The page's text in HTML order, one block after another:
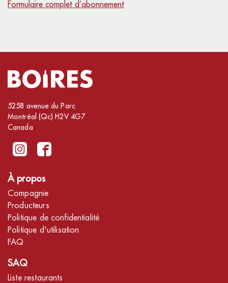
Formulaire complet d’abonnement
5258 avenue du Parc
Montréal (Qc) H2V 4G7
Canada
À propos
Compagnie
Producteurs
Politique de confidentialité
Politique d'utilisation
FAQ
SAQ
Liste restaurants